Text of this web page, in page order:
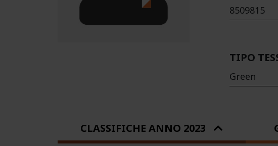
8509815
TIPO
Green
CLASSIFICHE ANNO 2023